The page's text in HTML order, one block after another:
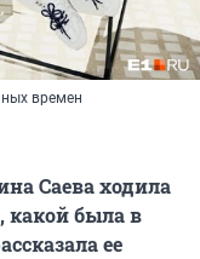
времен
Саева ходила
какой была в
ее